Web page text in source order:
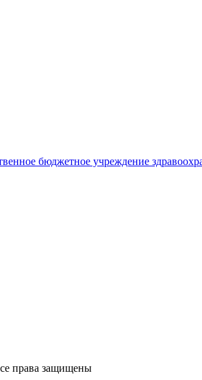
бюджетное учреждение
права защищены